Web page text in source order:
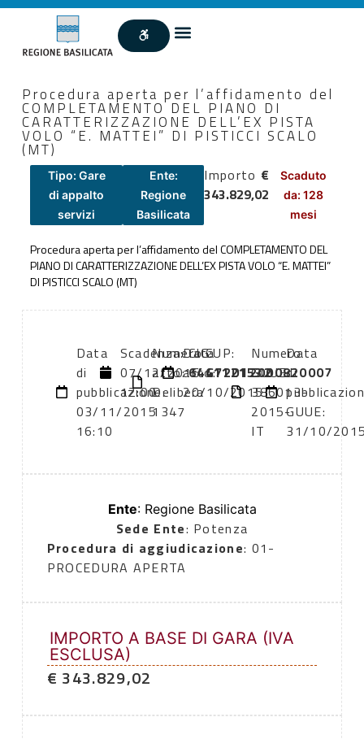
Procedura aperta per l’affidamento del
COMPLETAMENTO DEL PIANO DI
CARATTERIZZAZIONE DELL’EX PISTA
VOLO “E. MATTEI” DI PISTICCI SCALO
(MT)
Tipo: Gare
di appalto
servizi
Ente:
Regione
Basilicata
Importo €
343.829,02
Scaduto
da: 128
mesi
Procedura aperta per l’affidamento del COMPLETAMENTO DEL
PIANO DI CARATTERIZZAZIONE DELL’EX PISTA VOLO “E. MATTEI”
DI PISTICCI SCALO (MT)
Data
di
pubblicazione:
03/11/2015
16:10
Scadenza:
07/12/2015
12:00
Numero
atto:
Delibera
1347
Data
atto:
20/10/2015
CIG:
6441121532
CUP:
G72D12000820007
Numero
GUUE:
386013-
2015-
IT
Data
di
GUUE:
31/10/
Ente: Regione Basilicata
Sede Ente: Potenza
Procedura di aggiudicazione: 01-
PROCEDURA APERTA
IMPORTO A BASE DI GARA (IVA
ESCLUSA)
€ 343.829,02